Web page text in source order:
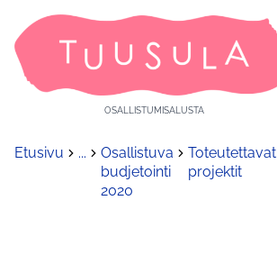
OSALLISTUMISALUSTA
Etusivu ...
Osallistuva
budjetointi
2020
Toteutettavat
projektit